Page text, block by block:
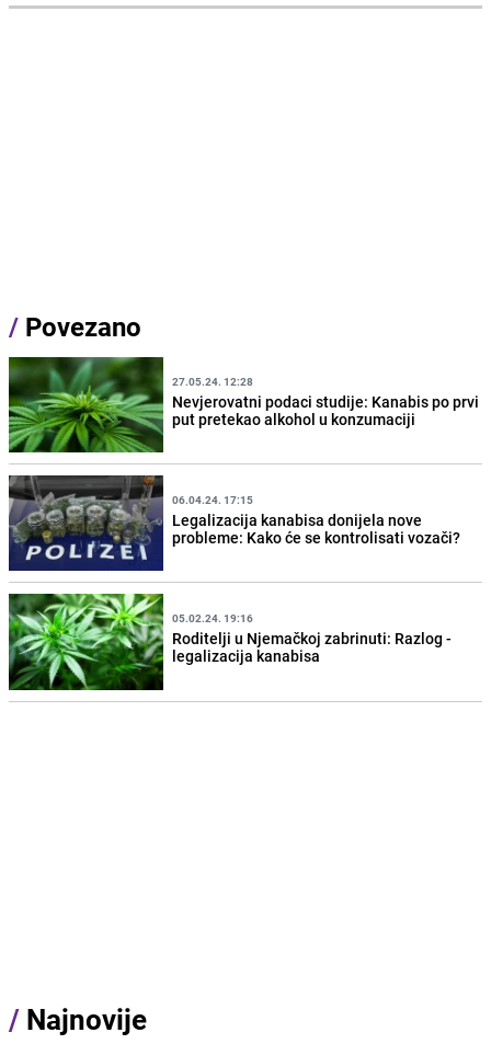
/ Povezano
27.05.24. 12:28
Nevjerovatni podaci studije: Kanabis po prvi
put pretekao alkohol u konzumaciji
06.04.24. 17:15
Legalizacija kanabisa donijela nove
probleme: Kako će se kontrolisati vozači?
05.02.24. 19:16
Roditelji u Njemačkoj zabrinuti: Razlog -
legalizacija kanabisa
/ Najnovije